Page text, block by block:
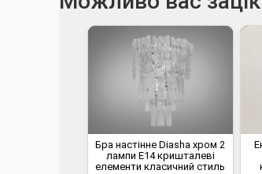
Бра настінне Diasha хром 2
лампи E14 кришталеві
елементи класичний стиль